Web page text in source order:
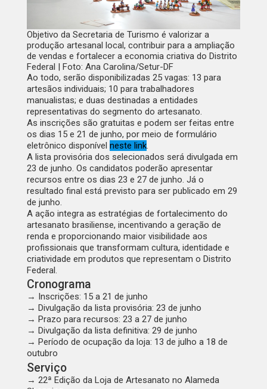
Objetivo da Secretaria de Turismo é valorizar a
produção artesanal local, contribuir para a ampliação
de vendas e fortalecer a economia criativa do Distrito
Federal | Foto: Ana Carolina/Setur-DF
Ao todo, serão disponibilizadas 25 vagas: 13 para
artesãos individuais; 10 para trabalhadores
manualistas; e duas destinadas a entidades
representativas do segmento do artesanato.
As inscrições são gratuitas e podem ser feitas entre
os dias 15 e 21 de junho, por meio de formulário
eletrônico disponível neste link.
A lista provisória dos selecionados será divulgada em
23 de junho. Os candidatos poderão apresentar
recursos entre os dias 23 e 27 de junho. Já o
resultado final está previsto para ser publicado em 29
de junho.
A ação integra as estratégias de fortalecimento do
artesanato brasiliense, incentivando a geração de
renda e proporcionando maior visibilidade aos
profissionais que transformam cultura, identidade e
criatividade em produtos que representam o Distrito
Federal.
Cronograma
→ Inscrições: 15 a 21 de junho
→ Divulgação da lista provisória: 23 de junho
→ Prazo para recursos: 23 a 27 de junho
→ Divulgação da lista definitiva: 29 de junho
→ Período de ocupação da loja: 13 de julho a 18 de
outubro
Serviço
→ 22ª Edição da Loja de Artesanato no Alameda